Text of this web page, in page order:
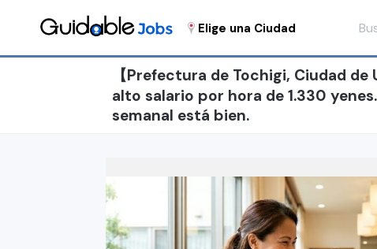
Elige una Ciudad
【Prefectura de Tochigi, Ciudad
alto salario por hora de 1.330
semanal está bien.